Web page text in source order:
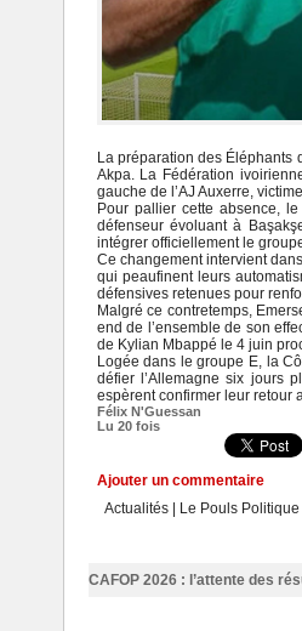
La préparation des Éléphants
Akpa. La Fédération
gauche de l’AJ Auxerre,
Pour pallier cette absence,
défenseur évoluant à
intégrer officiellement le
Ce changement intervient
qui peaufinent leurs
défensives retenues pour
Malgré ce contretemps,
end de l’ensemble de son
de Kylian Mbappé le 4 juin
Logée dans le groupe E, la
défier l’Allemagne six jours
espèrent confirmer leur retour
Félix N'Guessan
Lu 20 fois
Ajouter un commentaire
Actualités
Le Pouls Politique
CAFOP 2026 : l’attente des